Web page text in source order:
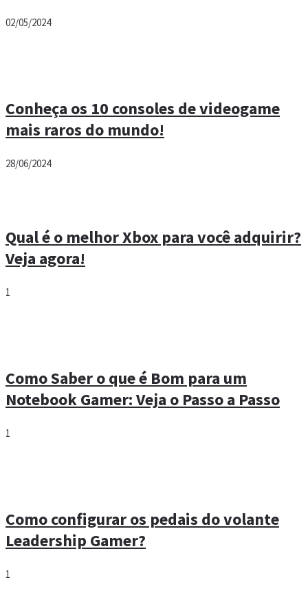
02/05/2024
Conheça os 10 consoles de videogame
mais raros do mundo!
28/06/2024
Qual é o melhor Xbox para você adquirir?
Veja agora!
1
Como Saber o que é Bom para um
Notebook Gamer: Veja o Passo a Passo
1
Como configurar os pedais do volante
Leadership Gamer?
1